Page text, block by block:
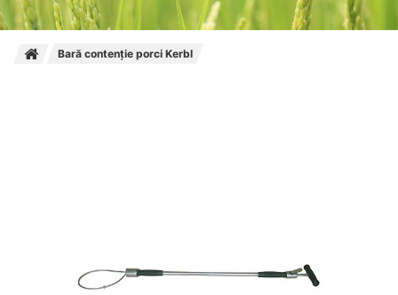
Bară contenție porci Kerbl